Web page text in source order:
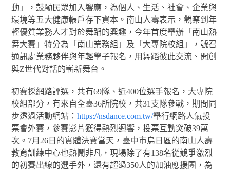
動」，鼓勵民眾加入響應，為個人、生活、社會、企業與
環境等五大健康帳戶存下資本。南山人壽表示，觀察到年
輕優質業務人才對於舞蹈的興趣，今年首度舉辦「南山熱
舞大賽」特分為「南山業務組」及「大專院校組」，號召
通訊處業務夥伴與年輕學子報名，用舞蹈彼此交流、開創
與Z世代對話的嶄新舞台。
初賽採網路評選，共有69隊、近400位選手報名，大專院
校組部分，有來自全臺36所院校，共31支隊參戰，期間同
步透過活動網站：https://nsdance.com.tw/舉行網路人氣投
票會外賽，參賽影片獲得熱烈迴響，投票互動突破39萬
次。7月26日的實體決賽當天，臺中市烏日區的南山人壽
教育訓練中心也熱鬧非凡，現場除了有138名從競爭激烈
的初賽出線的選手外，還有超過350人的加油應援團，為